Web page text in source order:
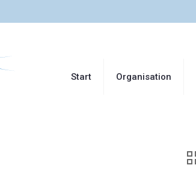
Start Organisation